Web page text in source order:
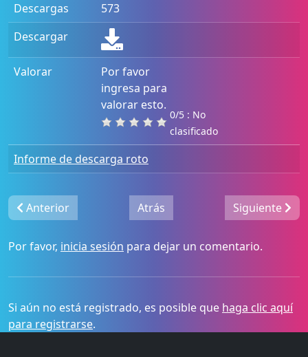
Descargas
573
Descargar
Valorar
Por favor
ingresa para
valorar esto.
0/5 : No
clasificado
Informe de descarga roto
Anterior Atrás Siguiente
Por favor, inicia sesión para dejar un comentario.
Si aún no está registrado, es posible que haga clic aquí
para registrarse.